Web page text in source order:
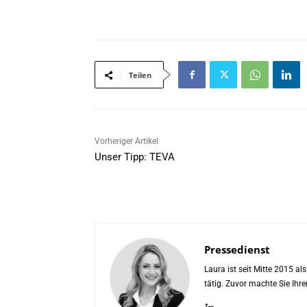
Teilen
Vorheriger Artikel
Unser Tipp: TEVA
Pressedienst
Laura ist seit Mitte 2015
tätig. Zuvor machte Sie